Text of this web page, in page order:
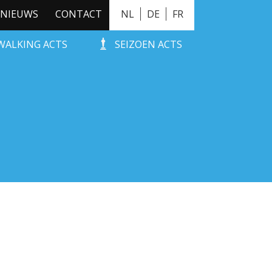
NL DE FR
NIEUWS CONTACT
ACTS SEIZOEN ACTS